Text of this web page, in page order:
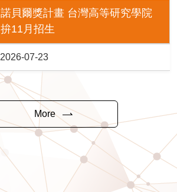
諾貝爾獎計畫 台灣高等研究學院
拚11月招生
2026-07-23
More